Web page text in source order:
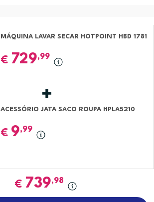
MÁQUINA LAVAR SECAR HOTPOINT HBD 1781
€ 729,99
ACESSÓRIO JATA SACO ROUPA HPLA5210
€ 9,99
€ 739,98